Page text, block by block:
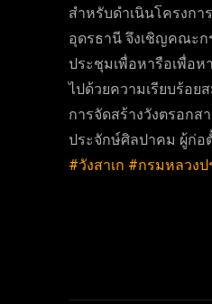
สำหรับดำเนินโครงก
อุดรธานี จึงเชิญคณะ
ประชุมเพื่อหารือเพื่อห
ไปด้วยความเรียบร้อย
การจัดสร้างวังตรอก
ประจักษ์ศิลปาคม ผู้ก่อ
#วังสาเก #กรมหลวง